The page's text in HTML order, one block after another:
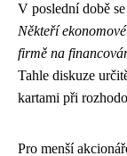
V poslední době
Někteří
firmě na
Tahle diskuze
kartami při
Pro menší